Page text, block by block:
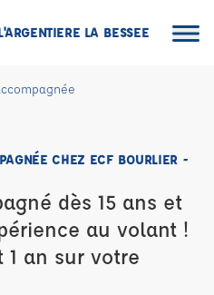
LA BESSEE
CHEZ ECF BOURLIER -
dès 15 ans et
au volant !
1 an sur votre